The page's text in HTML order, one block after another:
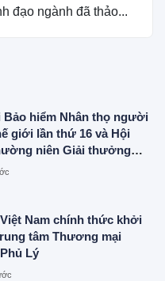
đạo ngành đã thảo...
Bảo hiểm Nhân thọ người
giới lần thứ 16 và Hội
niên Giải thưởng
tế (IDA) 2026 được tổ
Nam chính thức khởi
tâm Thương mại
Lý